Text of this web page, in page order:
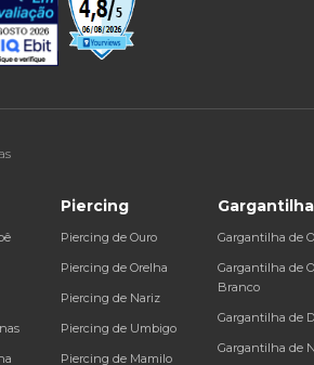
Piercing
Piercing de Ouro
Piercing de Orelha
Piercing de Nariz
Piercing de Umbigo
Piercing de Mamilo
Gargantilha
Gargantilha de
Gargantilha de
Branco
Gargantilha de
Gargantilha de